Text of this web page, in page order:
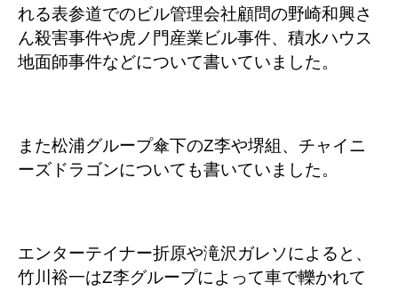
れる表参道でのビル管理会社顧問の野崎和興さ
ん殺害事件や虎ノ門産業ビル事件、積水ハウス
地面師事件などについて書いていました。
また松浦グループ傘下のZ李や堺組、チャイニ
ーズドラゴンについても書いていました。
エンターテイナー折原や滝沢ガレソによると、
竹川裕一はZ李グループによって車で轢かれて